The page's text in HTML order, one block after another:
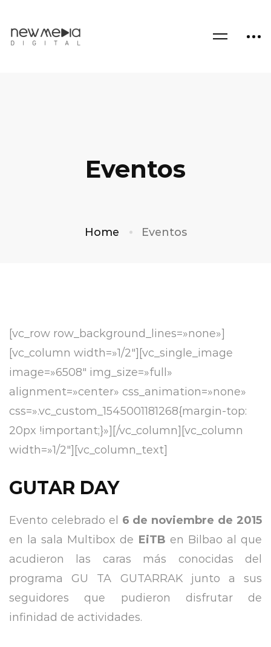
Eventos
Home Eventos
[vc_row row_background_lines=»none»]
[vc_column width=»1/2″][vc_single_image
image=»6508″ img_size=»full»
alignment=»center» css_animation=»none»
css=».vc_custom_1545001181268{margin-top:
20px !important;}»][/vc_column][vc_column
width=»1/2″][vc_column_text]
GUTAR DAY
Evento celebrado el 6 de noviembre de 2015
en la sala Multibox de EiTB en Bilbao al que
acudieron las caras más conocidas del
programa GU TA GUTARRAK junto a sus
seguidores que pudieron disfrutar de
infinidad de actividades.